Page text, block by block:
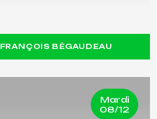
BÉGAUDEAU
Mardi
08/12